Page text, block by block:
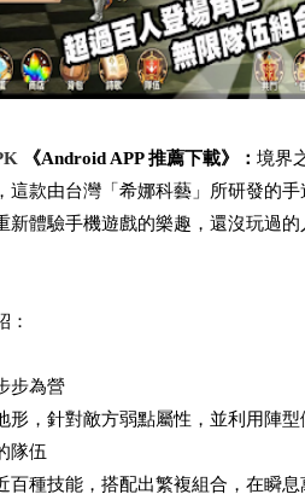
《Android APP 推薦下載》： 境界
這款由台灣「希娜科藝」所研發的
新體驗手機遊戲的樂趣，還沒玩過的
：
步為營
形，針對敵方弱點屬性，並利用陣型
隊伍
百種技能，搭配出繁複組合，在瞬息